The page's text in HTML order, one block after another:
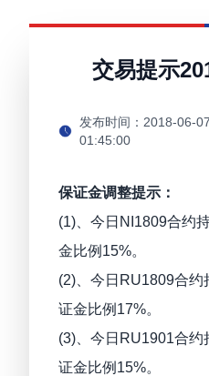
交易提示
发布时间： 2018-06-07
01:45:00
保证金调整提示：
(1)、今日NI1809合约
金比例15%。
(2)、今日RU1809合约
证金比例17%。
(3)、今日RU1901合约
证金比例15%。